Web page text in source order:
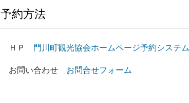
予約方法
ＨＰ 門川町観光協会ホームページ予約システム
お問い合わせ お問合せフォーム